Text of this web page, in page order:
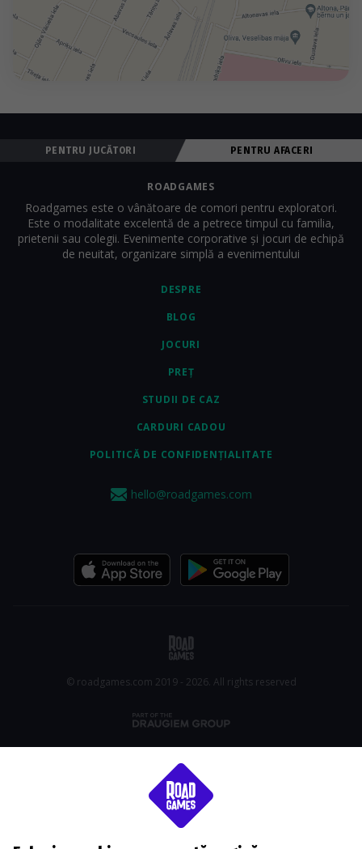
PENTRU JUCĂTORI PENTRU AFACERI
DESPRE
BLOG
JOCURI
PREȚ
STUDII DE CAZ
CARDURI CADOU
POLITICĂ DE CONFIDENȚIALITATE
ROADGAMES
Roadgames este o vânătoare de comori pentru exploratori.
Este o modalitate excelentă de a petrece timpul cu familia,
prietenii sau colegii. Evenimente corporative și jocuri de echipă
de neuitat, organizare simplă a evenimentului
hello@roadgames.com
© roadgames.com 2019 - 2026. All rights reserved